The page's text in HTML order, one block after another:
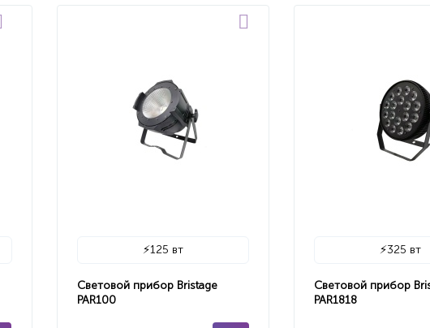
⚡125 вт
Световой прибор Bristage
PAR100
⚡325 вт
Световой прибор
PAR1818